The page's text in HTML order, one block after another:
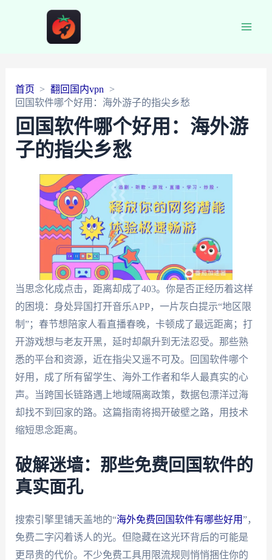
首页
翻回国内vpn
回国软件哪个好用：海外游子的指尖乡愁
回国软件哪个好用：海外游
子的指尖乡愁
当思念化成点击，距离却成了403。你是否正经历着这样
的困境：身处异国打开音乐APP，一片灰白提示“地区限
制”；春节想陪家人看直播春晚，卡顿成了最远距离；打
开游戏想与老友开黑，延时却飙升到无法忍受。那些熟
悉的平台和资源，近在指尖又遥不可及。回国软件哪个
好用，成了所有留学生、海外工作者和华人最真实的心
声。当跨国长链路遇上地域隔离政策，数据包漂洋过海
却找不到回家的路。这篇指南将揭开破壁之路，用技术
缩短思念距离。
破解迷墙：那些免费回国软件的
真实面孔
搜索引擎里铺天盖地的“海外免费回国软件有哪些好用”，
免费二字闪着诱人的光。但隐藏在这光环背后的可能是
更昂贵的代价。不少免费工具用限流规则悄悄捆住你的